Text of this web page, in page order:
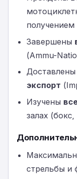
Завершены
(Ammu-
Доставлены
экспорт
Изучены
залах
стрельбы и